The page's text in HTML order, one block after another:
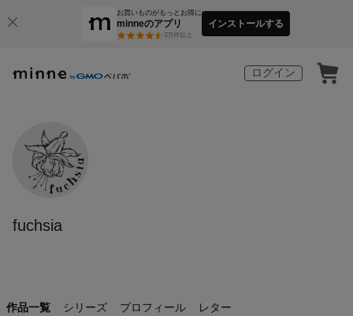
お買いものがもっとお得に
minneのアプリ
3万件以上
インストールする
ログイン
fuchsia
作品一覧 シリーズ プロフィール レター